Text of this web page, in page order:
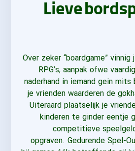
Lieve
Over zeker “boardgame”
RPG’s, aanpak ofwe
naderhand in iemand gein
je vrienden waarderen de
Uiteraard plaatselijk je
kinderen te ginder eentje
competitieve
opgraven. Gedurende Spel-